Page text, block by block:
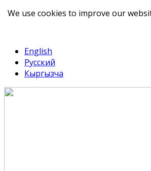
English
Русский
Кыргызча
We use cookies to improve our